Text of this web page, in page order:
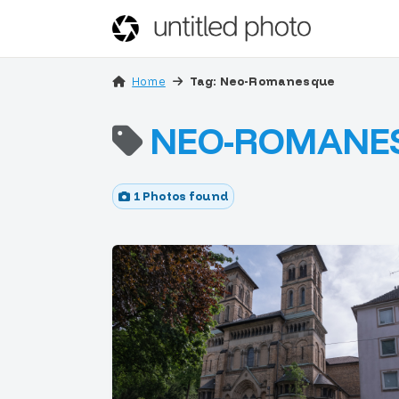
Home Tag: Neo-Romanesque
NEO-
1 Photos found